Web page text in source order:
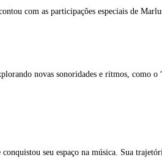
com as participações especiais de
novas sonoridades e ritmos, como
seu espaço na música. Sua